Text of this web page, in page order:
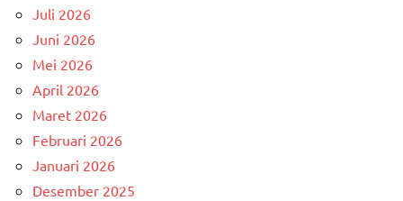
Juli 2026
Juni 2026
Mei 2026
April 2026
Maret 2026
Februari 2026
Januari 2026
Desember 2025